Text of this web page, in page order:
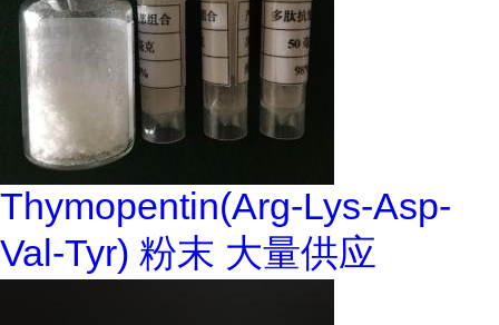
Thymopentin(Arg-Lys-Asp-
Val-Tyr) 粉末 大量供应